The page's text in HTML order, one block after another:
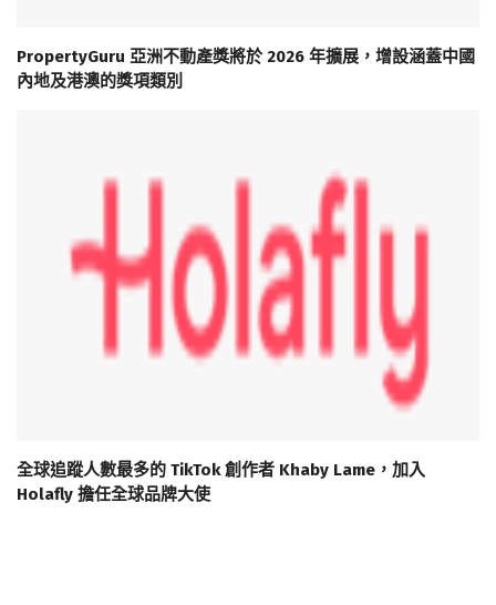
PropertyGuru 亞洲不動產獎將於 2026 年擴展，增設涵蓋中國
內地及港澳的獎項類別
全球追蹤人數最多的 TikTok 創作者 Khaby Lame，加入
Holafly 擔任全球品牌大使